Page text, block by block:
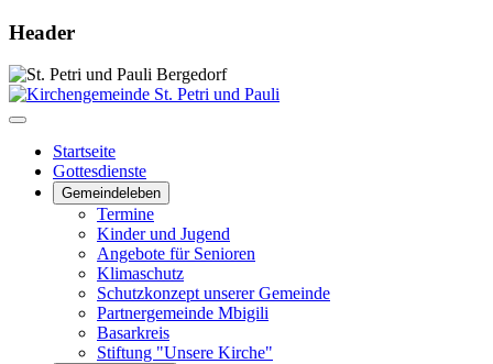
Header
Startseite
Gottesdienste
Gemeindeleben
Termine
Kinder und Jugend
Angebote für Senioren
Klimaschutz
Schutzkonzept unserer Gemeinde
Partnergemeinde Mbigili
Basarkreis
Stiftung "Unsere Kirche"